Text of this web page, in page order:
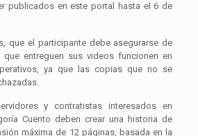
publicados en este portal hasta el 6 de
que el participante debe asegurarse de
entreguen sus videos funcionen en
ya que las copias que no se
y contratistas interesados en
Cuento deben crear una historia de
máxima de 12 páginas, basada en la